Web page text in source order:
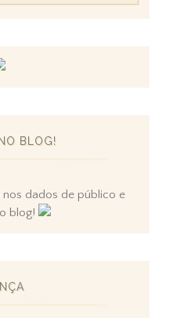
BLOG!
nos dados de público e
blog!